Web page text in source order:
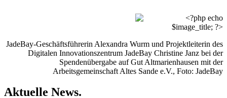
JadeBay-Geschäftsführerin Alexandra Wurm und Projektleiterin des
Digitalen Innovationszentrum JadeBay Christine Janz bei der
Spendenübergabe auf Gut Altmarienhausen mit der
Arbeitsgemeinschaft Altes Sande e.V., Foto: JadeBay
Aktuelle News.